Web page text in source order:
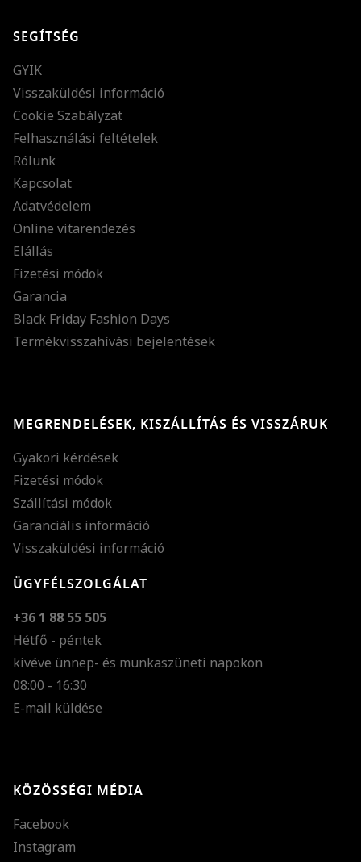
SEGÍTSÉG
GYIK
Visszaküldési információ
Cookie Szabályzat
Felhasználási feltételek
Rólunk
Kapcsolat
Adatvédelem
Online vitarendezés
Elállás
Fizetési módok
Garancia
Black Friday Fashion Days
Termékvisszahívási bejelentések
MEGRENDELÉSEK, KISZÁLLÍTÁS ÉS VISSZÁRUK
Gyakori kérdések
Fizetési módok
Szállítási módok
Garanciális információ
Visszaküldési információ
ÜGYFÉLSZOLGÁLAT
+36 1 88 55 505
Hétfő - péntek
kivéve ünnep- és munkaszüneti napokon
08:00 - 16:30
E-mail küldése
KÖZÖSSÉGI MÉDIA
Facebook
Instagram